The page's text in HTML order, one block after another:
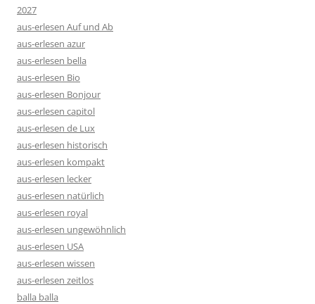
2027
aus-erlesen Auf und Ab
aus-erlesen azur
aus-erlesen bella
aus-erlesen Bio
aus-erlesen Bonjour
aus-erlesen capitol
aus-erlesen de Lux
aus-erlesen historisch
aus-erlesen kompakt
aus-erlesen lecker
aus-erlesen natürlich
aus-erlesen royal
aus-erlesen ungewöhnlich
aus-erlesen USA
aus-erlesen wissen
aus-erlesen zeitlos
balla balla